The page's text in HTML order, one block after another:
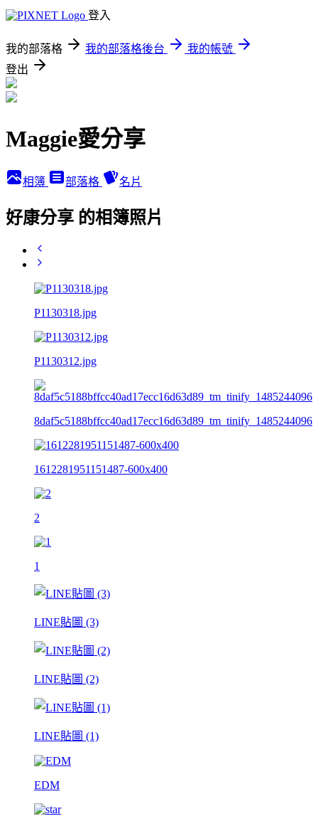
登入
我的部落格 我的部落格後台
我的帳號
登出
Maggie愛分享
相簿 部落格 名片
好康分享 的相簿照片
P1130318.jpg
P1130312.jpg
8daf5c5188bffcc40ad17ecc16d63d89_tm_tinify_1485244096
1612281951151487-600x400
2
1
LINE貼圖 (3)
LINE貼圖 (2)
LINE貼圖 (1)
EDM